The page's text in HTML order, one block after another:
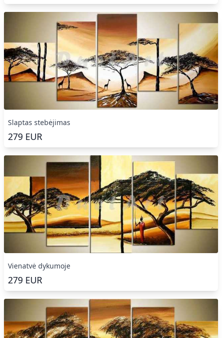
Slaptas stebėjimas
279 EUR
Vienatvė dykumoje
279 EUR